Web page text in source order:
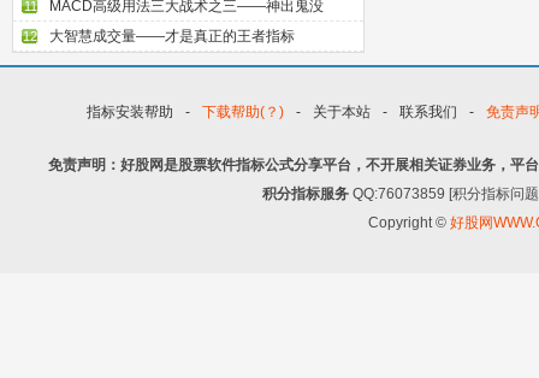
11 MACD高级用法三大战术之三——神出鬼没
12 大智慧成交量——才是真正的王者指标
指标安装帮助 - 下载帮助(？) - 关于本站 - 联系我们 - 免责声
免责声明：好股网是股票软件指标公式分享平台，不开展相关证券业务，平
积分指标服务 QQ:76073859 [积分指标问
Copyright © 好股网